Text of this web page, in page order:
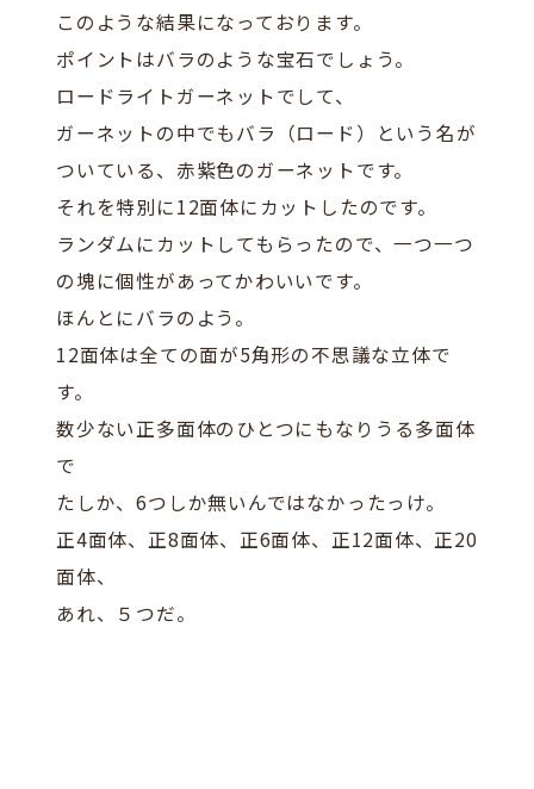
このような結果になっております。
ポイントはバラのような宝石でしょう。
ロードライトガーネットでして、
ガーネットの中でもバラ（ロード）という名が
ついている、赤紫色のガーネットです。
それを特別に12面体にカットしたのです。
ランダムにカットしてもらったので、一つ一つ
の塊に個性があってかわいいです。
ほんとにバラのよう。
12面体は全ての面が5角形の不思議な立体で
す。
数少ない正多面体のひとつにもなりうる多面体
で
たしか、6つしか無いんではなかったっけ。
正4面体、正8面体、正6面体、正12面体、正20
面体、
あれ、５つだ。